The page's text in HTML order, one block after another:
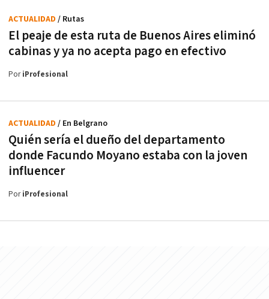
El peaje de esta ruta de Buenos Aires eliminó
cabinas y ya no acepta pago en efectivo
ACTUALIDAD / Rutas
PoriProfesional
Quién sería el dueño del departamento
donde Facundo Moyano estaba con la joven
influencer
ACTUALIDAD / En Belgrano
PoriProfesional